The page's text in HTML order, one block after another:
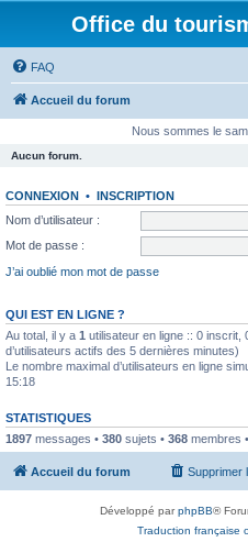
Office du
FAQ
Accueil du forum
Nous sommes le
Aucun forum.
CONNEXION • INSCRIPTION
Nom d’utilisateur :
Mot de passe :
J’ai oublié mon mot de passe
QUI EST EN LIGNE ?
Au total, il y a 1 utilisateur en ligne :: 0 inscrit,
d’utilisateurs actifs des 5 dernières minutes)
Le nombre maximal d’utilisateurs en ligne
15:18
STATISTIQUES
1897 messages • 380 sujets • 368 membres
Accueil du forum Supprimer
Développé parphpBB®
Traduction française